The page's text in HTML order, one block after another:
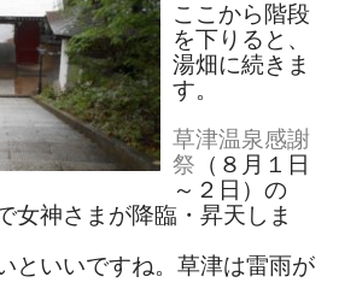
ここから階段
を下りると、
湯畑に続きま
す。
草津温泉感謝
祭 （８月１日
～２日）の
女神さまが降臨・昇天しま
といいですね。草津は雷雨が